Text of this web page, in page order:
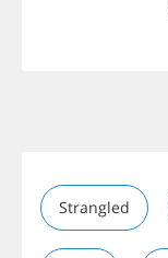
Strangled